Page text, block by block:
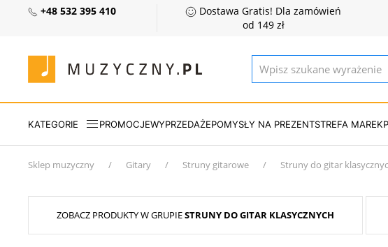
+48 532 395 410
Dostawa Gratis! Dla zamówień
od 149 zł
KATEGORIE PROMOCJEWYPRZEDAŻEPOMYSŁY NA PREZENTSTREFA MAREK
Sklep muzyczny Gitary Struny gitarowe Struny do gitar
ZOBACZ PRODUKTY W GRUPIESTRUNY DO GITAR KLASYCZNYCH